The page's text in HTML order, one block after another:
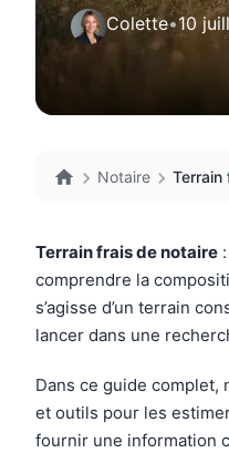
Colette•10
Notaire Terrain
Terrain frais de notaire
comprendre la
s’agisse d’un terrain
lancer dans une
Dans ce guide complet,
et outils pour les
fournir une information